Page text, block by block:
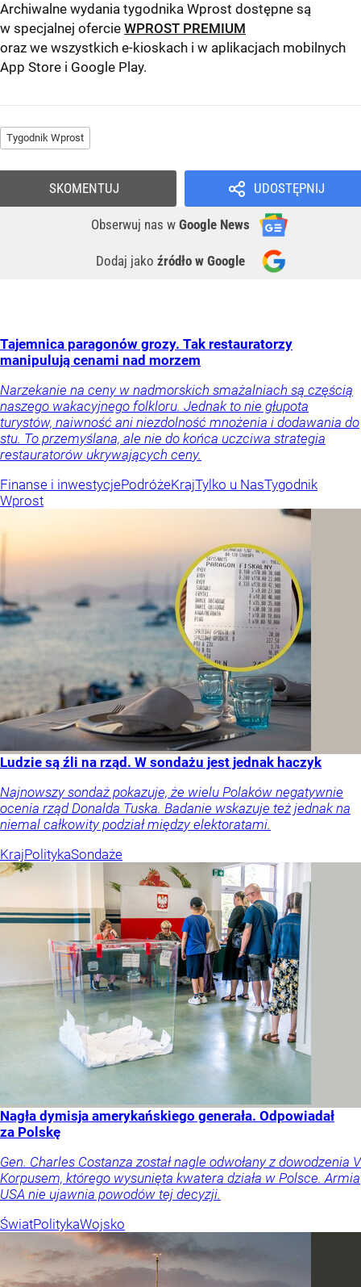
Archiwalne wydania tygodnika Wprost dostępne są
w specjalnej ofercie WPROST PREMIUM
oraz we wszystkich e-kioskach i w aplikacjach mobilnych
App Store i Google Play.
Tygodnik Wprost
UDOSTĘPNIJ
Obserwuj nas w Google News
Dodaj jako źródło w Google
SKOMENTUJ
Tajemnica paragonów grozy. Tak restauratorzy
manipulują cenami nad morzem
Narzekanie na ceny w nadmorskich smażalniach są częścią
naszego wakacyjnego folkloru. Jednak to nie głupota
turystów, naiwność ani niezdolność mnożenia i dodawania do
stu. To przemyślana, ale nie do końca uczciwa strategia
restauratorów ukrywających ceny.
Finanse i inwestycjePodróżeKrajTylko u NasTygodnik
Wprost
Ludzie są źli na rząd. W sondażu jest jednak haczyk
Najnowszy sondaż pokazuje, że wielu Polaków negatywnie
ocenia rząd Donalda Tuska. Badanie wskazuje też jednak na
niemal całkowity podział między elektoratami.
KrajPolitykaSondaże
Nagła dymisja amerykańskiego generała. Odpowiadał
za Polskę
Gen. Charles Costanza został nagle odwołany z dowodzenia V
Korpusem, którego wysunięta kwatera działa w Polsce. Armia
USA nie ujawnia powodów tej decyzji.
ŚwiatPolitykaWojsko